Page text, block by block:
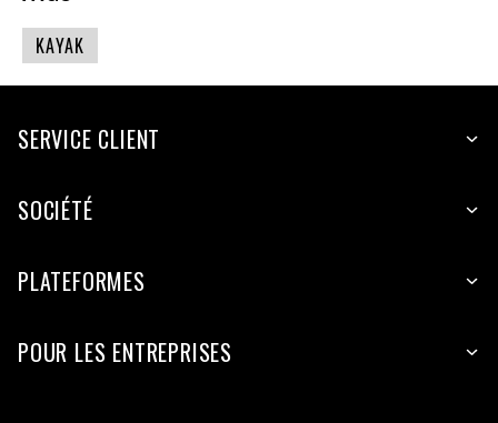
KAYAK
SERVICE CLIENT
SOCIÉTÉ
PLATEFORMES
POUR LES ENTREPRISES